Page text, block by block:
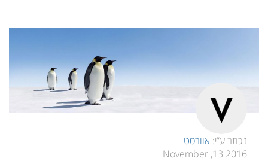
נכתב ע”י: אוורסט
2016 13, November